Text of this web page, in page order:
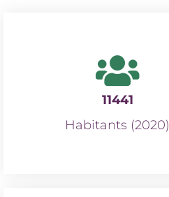
11441
Habitants (2020)